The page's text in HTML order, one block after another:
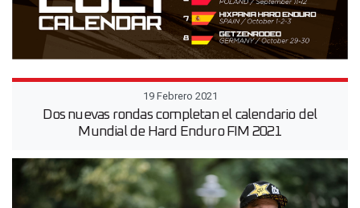
19 Febrero 2021
Dos nuevas rondas completan el calendario del
Mundial de Hard Enduro FIM 2021